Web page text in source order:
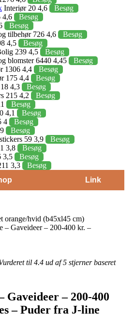
Interiør 20 4,6
Besøg
4,6
Besøg
Besøg
tilbehør 726 4,6
Besøg
4,5
Besøg
239 4,5
Besøg
blomster 6440 4,45
Besøg
1306 4,4
Besøg
175 4,4
Besøg
4,3
Besøg
215 4,2
Besøg
Besøg
4,1
Besøg
4
Besøg
Besøg
59 3,9
Besøg
3,8
Besøg
3,5
Besøg
3,3
Besøg
Link
orange/hvid (b45xl45 cm)
– Gaveideer – 200-400 kr. –
til 4.4 ud af 5 stjerner baseret
Gaveideer – 200-400
– Puder fra J-line